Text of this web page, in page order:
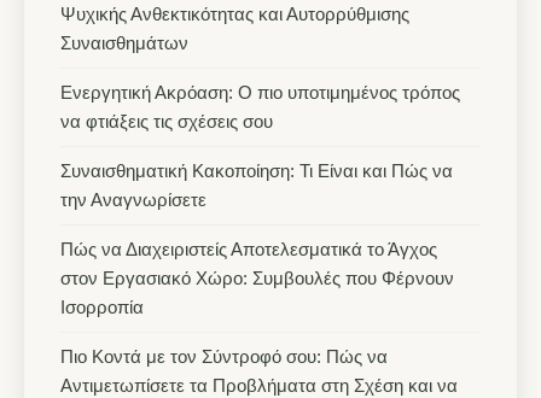
Ψυχικής Ανθεκτικότητας και Αυτορρύθμισης
Συναισθημάτων
Ενεργητική Ακρόαση: Ο πιο υποτιμημένος τρόπος
να φτιάξεις τις σχέσεις σου
Συναισθηματική Κακοποίηση: Τι Είναι και Πώς να
την Αναγνωρίσετε
Πώς να Διαχειριστείς Αποτελεσματικά το Άγχος
στον Εργασιακό Χώρο: Συμβουλές που Φέρνουν
Ισορροπία
Πιο Κοντά με τον Σύντροφό σου: Πώς να
Αντιμετωπίσετε τα Προβλήματα στη Σχέση και να